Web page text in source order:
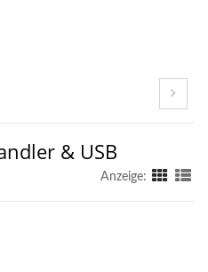
& USB
Anzeige: